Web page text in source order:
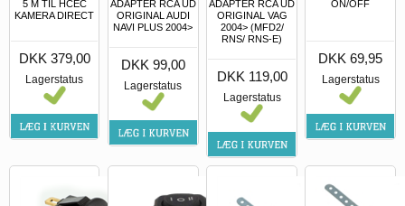
5 M TIL HCEC
KAMERA DIRECT
DKK 379,00
Lagerstatus
ADAPTER RCA UD
ORIGINAL AUDI
NAVI PLUS 2004>
DKK 99,00
Lagerstatus
ADAPTER RCA UD
ORIGINAL VAG
2004> (MFD2/
RNS/ RNS-E)
DKK 119,00
Lagerstatus
ON/OFF
DKK 69,95
Lagerstatus